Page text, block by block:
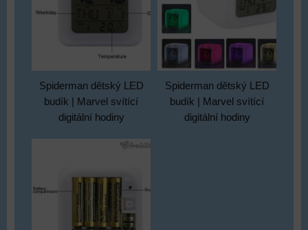
Spiderman dětský LED
budík | Marvel svítící
digitální hodiny
Spiderman dětský LED
budík | Marvel svítící
digitální hodiny